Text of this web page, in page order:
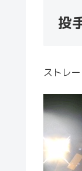
投
ストレ